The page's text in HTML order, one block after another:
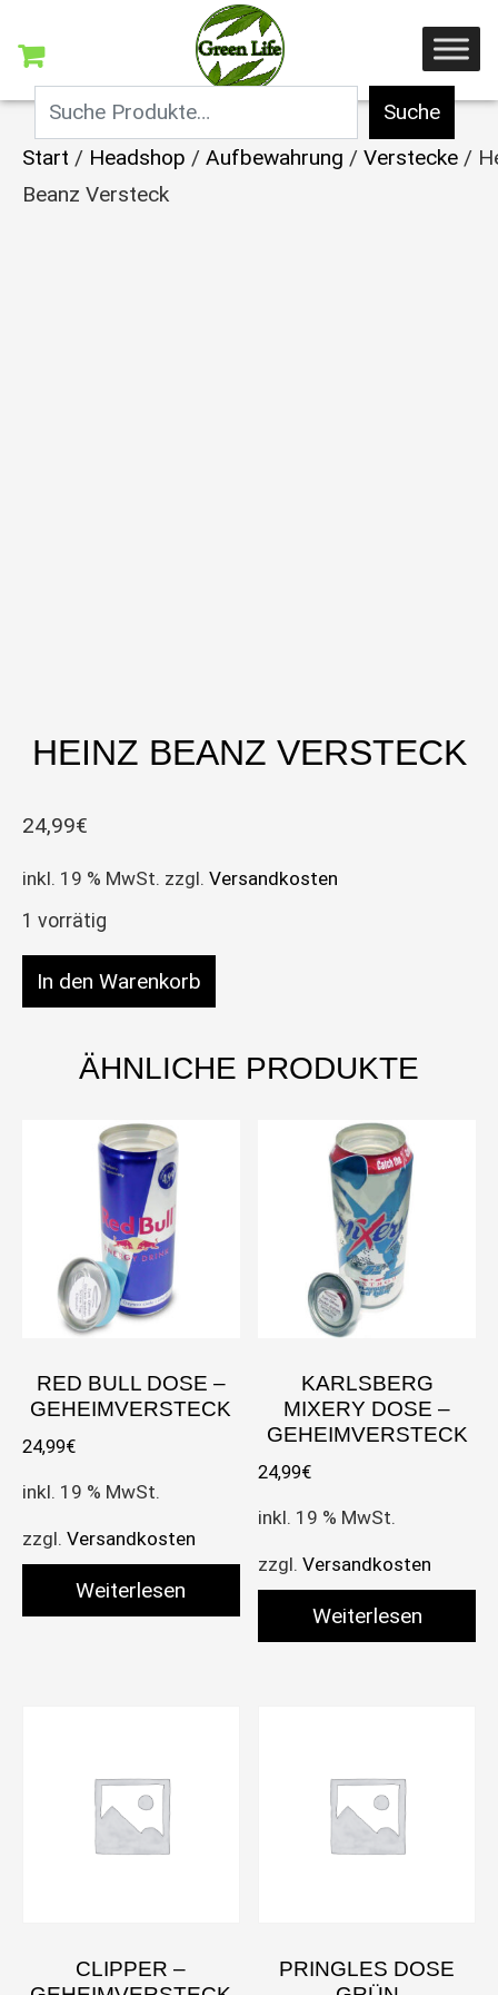
Suche
Start / Headshop / Aufbewahrung / Verstecke /
Beanz Versteck
HEINZ BEANZ VERSTECK
24,99€
inkl. 19 % MwSt. zzgl. Versandkosten
1 vorrätig
Heinz Beanz Versteck Menge
In den Warenkorb
ÄHNLICHE PRODUKTE
RED BULL DOSE –
GEHEIMVERSTECK
24,99€
inkl. 19 % MwSt.
zzgl. Versandkosten
Weiterlesen
KARLSBERG
MIXERY DOSE –
GEHEIMVERSTECK
24,99€
inkl. 19 % MwSt.
zzgl.Versandkosten
Weiterlesen
CLIPPER –
PRINGLES DOSE